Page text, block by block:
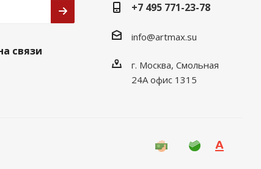
связи
+7 495 771-23-78
info@artmax.su
г. Москва, Смольная
24А офис 1315